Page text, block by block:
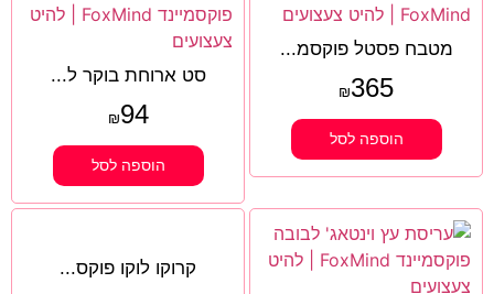
מטבח פסטל פוקסמ...
₪365
הוספה לסל
סט ארוחת בוקר ל...
₪94
הוספה לסל
קרוקו לוקו פוקס...